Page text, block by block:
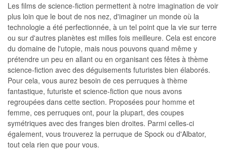
Les films de science-fiction permettent à notre imagination de voir
plus loin que le bout de nos nez, d'imaginer un monde où la
technologie a été perfectionnée, à un tel point que la vie sur terre
ou sur d'autres planètes est milles fois meilleure. Cela est encore
du domaine de l'utopie, mais nous pouvons quand même y
prétendre un peu en allant ou en organisant ces fêtes à thème
science-fiction avec des déguisements futuristes bien élaborés.
Pour cela, vous aurez besoin de ces perruques à thème
fantastique, futuriste et science-fiction que nous avons
regroupées dans cette section. Proposées pour homme et
femme, ces perruques ont, pour la plupart, des coupes
symétriques avec des franges bien droites. Parmi celles-ci
également, vous trouverez la perruque de Spock ou d'Albator,
tout cela rien que pour vous.